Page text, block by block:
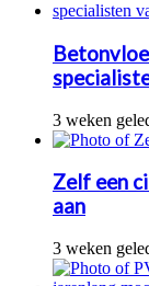
3 weken
Zelf een
aan
3 weken